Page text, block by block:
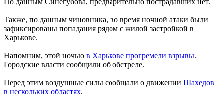
Также, по данным чиновника, во время ночной атаки были
зафиксированы попадания рядом с жилой застройкой в
Харькове.
Напомним, этой ночью в Харькове прогремели взрывы.
Городские власти сообщили об обстреле.
Перед этим воздушные силы сообщали о движении Шахедов
в нескольких областях.